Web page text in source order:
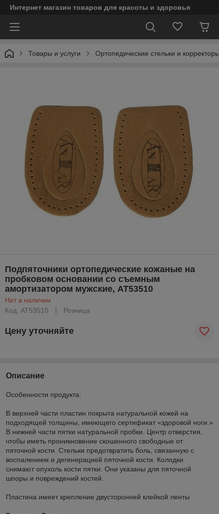
Интернет магазин товаров для красоты и здоровья
Товары и услуги Ортопедические стельки и
Подпяточники ортопедические кожаные на
пробковом основании со съемным
амортизатором мужские, AT53510
Нет в наличии
Код: AT53510
Розница
Цену уточняйте
Описание
Особенности продукта:
В верхней части пластин покрыта натуральной кожей на
подходящей толщины, имеющего сертификат «здоровой ноги.»
В нижней части пятки натуральной пробки. Центр отверстия,
чтобы иметь проникновение скошенного свободные от
пяточной кости. Стельки предотвратить боль, связанную с
воспалением и дегенерацией пяточной кости. Колодки
снимают опухоль кости пятки. Они указаны для пяточной
шпоры и повреждений костей.
Пластина имеет крепление двусторонней клейкой ленты